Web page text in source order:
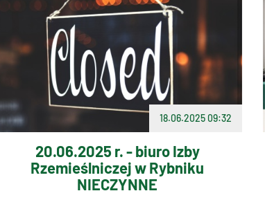
18.06.2025 09:32
20.06.2025 r. - biuro Izby
Rzemieślniczej w Rybniku
NIECZYNNE